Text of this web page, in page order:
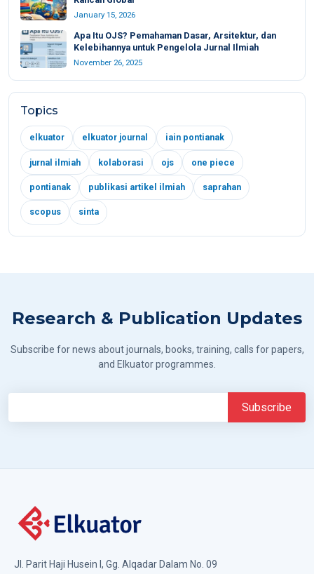
January 15, 2026
Apa Itu OJS? Pemahaman Dasar, Arsitektur, dan
Kelebihannya untuk Pengelola Jurnal Ilmiah
November 26, 2025
Topics
elkuator elkuator journal iain pontianak
jurnal ilmiah kolaborasi ojs one piece
pontianak publikasi artikel ilmiah saprahan
scopus sinta
Research & Publication Updates
Subscribe for news about journals, books, training, calls for papers,
and Elkuator programmes.
Jl. Parit Haji Husein I, Gg. Alqadar Dalam No. 09